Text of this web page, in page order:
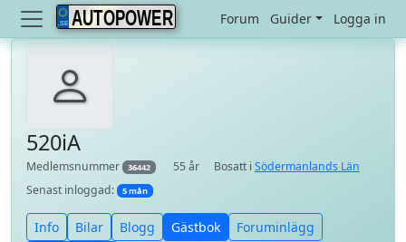
AUTOPOWER Forum Guider Logga in
520iA
Medlemsnummer 36442 55 år Bosatt i Södermanlands Län
Senast inloggad:
5 mån
Info Bilar Blogg Gästbok
Foruminlägg